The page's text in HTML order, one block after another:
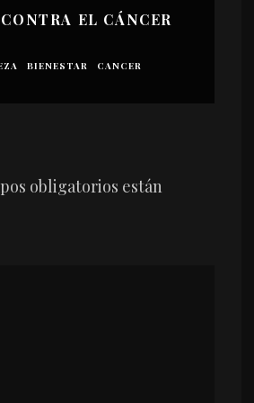
EL CÁNCER
BIENESTAR CANCER
obligatorios están